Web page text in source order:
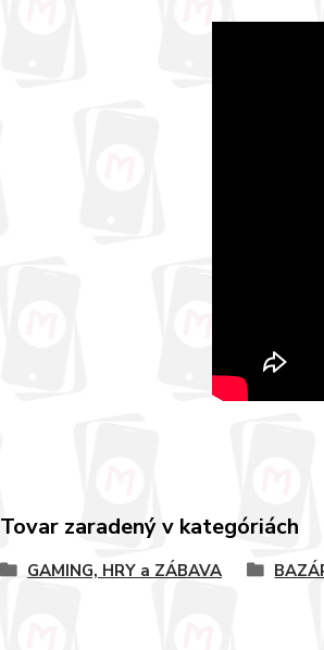
Tovar zaradený v kategóriách
GAMING, HRY a ZÁBAVA